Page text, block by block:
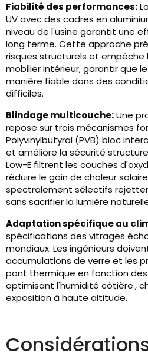
Fiabilité des performances:
UV avec des cadres en
niveau de l'usine garantit une
long terme. Cette approche
risques structurels et
mobilier intérieur, garantir que
manière fiable dans des
difficiles.
Blindage multicouche:Une
repose sur trois mécanismes
Polyvinylbutyral (PVB) bloc
et améliore la sécurité
Low-E filtrent les couches
réduire le gain de chaleur
spectralement sélectifs
sans sacrifier la lumière
Adaptation spécifique au
spécifications des vitrages
mondiaux. Les ingénieurs
accumulations de verre et les
pont thermique en fonction
optimisant l'humidité côtière.,
exposition à haute altitude.